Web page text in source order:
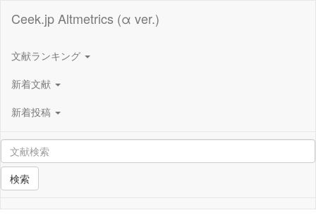
Ceek.jp Altmetrics (α ver.)
文献ランキング
新着文献
新着投稿
検索